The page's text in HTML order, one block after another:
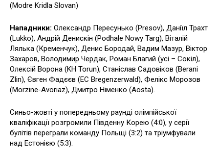
(Modre Kridla Slovan)
Нападники: Олександр Пересунько (Presov), Даніїл Трахт
(Lukko), Андрій Денискін (Podhale Nowy Targ), Віталій
Лялька (Кременчук), Денис Бородай, Вадим Мазур, Віктор
Захаров, Володимир Чердак, Роман Благий (усі – Сокіл),
Олексій Ворона (KH Torun), Станіслав Садовіков (Berani
Zlin), Євген Фадєєв (EC Bregenzerwald), Фелікс Морозов
(Morzine-Avoriaz), Дмитро Німенко (Aosta).
Синьо-жовті у попередньому раунді олімпійської
кваліфікації розгромили Південну Корею (4:0), у серії
булітів переграли команду Польщі (3:2) та тріумфували
над Естонією (5:3).